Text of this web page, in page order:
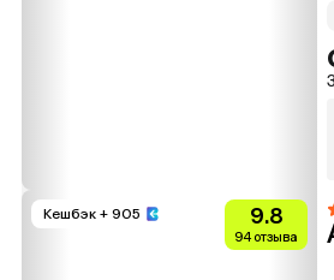
Кешбэк + 905 9.8
94 отзыва